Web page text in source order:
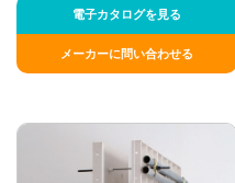
電子カタログを見る
メーカーに問い合わせる